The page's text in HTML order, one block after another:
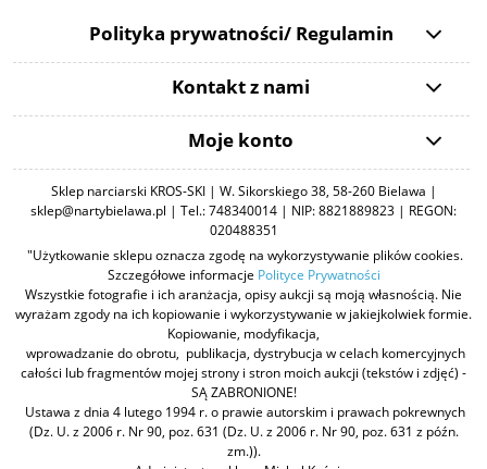
Polityka prywatności/ Regulamin
Kontakt z nami
Moje konto
Sklep narciarski KROS-SKI | W. Sikorskiego 38, 58-260 Bielawa |
sklep@nartybielawa.pl | Tel.: 748340014 | NIP: 8821889823 | REGON:
020488351
"Użytkowanie sklepu oznacza zgodę na wykorzystywanie plików cookies.
Szczegółowe informacje Polityce Prywatności
Wszystkie fotografie i ich aranżacja, opisy aukcji są moją własnością. Nie
wyrażam zgody na ich kopiowanie i wykorzystywanie w jakiejkolwiek formie.
Kopiowanie, modyfikacja,
wprowadzanie do obrotu, publikacja, dystrybucja w celach komercyjnych
całości lub fragmentów mojej strony i stron moich aukcji (tekstów i zdjęć) -
SĄ ZABRONIONE!
Ustawa z dnia 4 lutego 1994 r. o prawie autorskim i prawach pokrewnych
(Dz. U. z 2006 r. Nr 90, poz. 631 (Dz. U. z 2006 r. Nr 90, poz. 631 z późn.
zm.)).